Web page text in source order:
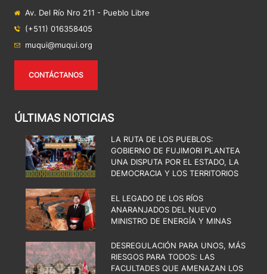
Av. Del Río Nro 211 - Pueblo Libre
(+511) 016358405
muqui@muqui.org
CONTÁCTANOS
ÚLTIMAS NOTICIAS
LA RUTA DE LOS PUEBLOS:
GOBIERNO DE FUJIMORI PLANTEA
UNA DISPUTA POR EL ESTADO, LA
DEMOCRACIA Y LOS TERRITORIOS
EL LEGADO DE LOS RÍOS
ANARANJADOS DEL NUEVO
MINISTRO DE ENERGÍA Y MINAS
DESREGULACIÓN PARA UNOS, MÁS
RIESGOS PARA TODOS: LAS
FACULTADES QUE AMENAZAN LOS